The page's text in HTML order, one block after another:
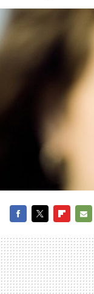
MAIL